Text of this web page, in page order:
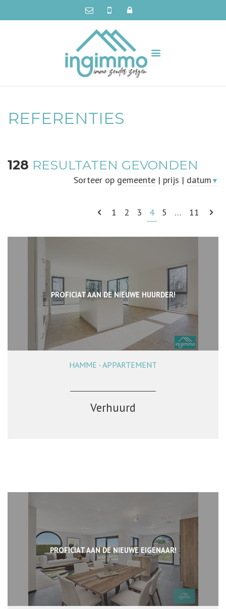
REFERENTIES
128 RESULTATEN GEVONDEN
Sorteer op gemeente | prijs | datum ▼
1 2 3 4 5 … 11
PROFICIAT AAN DE NIEUWE HUURDER!
115 m² 2
HAMME - APPARTEMENT
Verhuurd
PROFICIAT AAN DE NIEUWE EIGENAAR!